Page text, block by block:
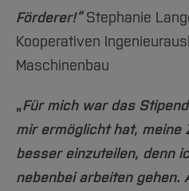
an.
4. Geben Sie alle
Persönliche Angaben
Ausschlussgründe
Kontaktdaten
lassen um
Förderer!“Stephanie
Kooperativen
Maschinenbau
„Für mich war das
mir ermöglicht hat, meine
besser einzuteilen, denn
nebenbei arbeiten gehen.